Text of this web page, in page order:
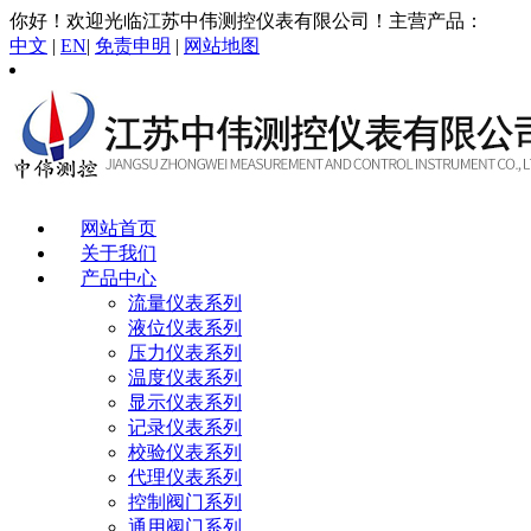
你好！欢迎光临江苏中伟测控仪表有限公司！主营产品：
中文 | EN| 免责申明 | 网站地图
网站首页
关于我们
产品中心
流量仪表系列
液位仪表系列
压力仪表系列
温度仪表系列
显示仪表系列
记录仪表系列
校验仪表系列
代理仪表系列
控制阀门系列
通用阀门系列